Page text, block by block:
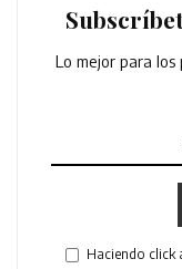
Lo mejor para
Haciendo click